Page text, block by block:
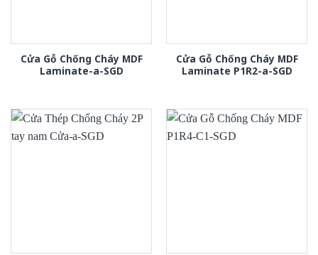
Cửa Gỗ Chống Cháy MDF
Laminate-a-SGD
Cửa Gỗ Chống Cháy MDF
Laminate P1R2-a-SGD